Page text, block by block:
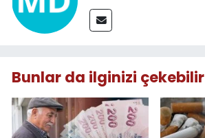
Bunlar da ilginizi çekebilir